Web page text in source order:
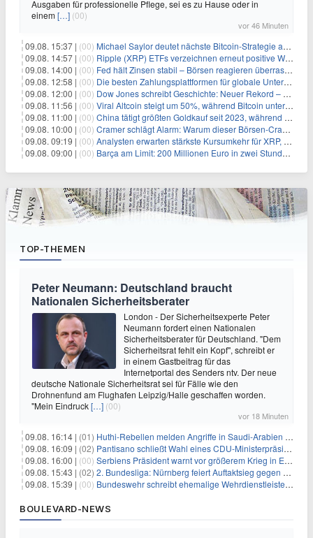
Ausgaben für professionelle Pflege, sei es zu Hause oder in
einem[…] (00)
vor 46 Minuten
09.08. 15:37 | (00) Michael Saylor deutet nächste Bitcoin-Strategie an: Analysten erwarten weiteren Verkauf
09.08. 14:57 | (00) Ripple (XRP) ETFs verzeichnen erneut positive Woche, doch neue Bedenken tauchen auf
09.08. 14:00 | (00) Fed hält Zinsen stabil – Börsen reagieren überraschend volatil
09.08. 12:58 | (00) Die besten Zahlungsplattformen für globale Unternehmen im Jahr 2026
09.08. 12:00 | (00) Dow Jones schreibt Geschichte: Neuer Rekord – und Amazon knackt die nächste Billionen-Marke
09.08. 11:56 | (00) Viral Altcoin steigt um 50%, während Bitcoin unter $65.000 fällt
09.08. 11:00 | (00) China tätigt größten Goldkauf seit 2023, während Goldpreis um 8% steigt
09.08. 10:00 | (00) Cramer schlägt Alarm: Warum dieser Börsen-Crash die beste Einstiegschance seit Monaten ist
09.08. 09:19 | (00) Analysten erwarten stärkste Kursumkehr für XRP, während Polymarket skeptisch bleibt
09.08. 09:00 | (00) Barça am Limit: 200 Millionen Euro in zwei Stunden – warum dieser Schuldentrip hochgefährlich wird
TOP-THEMEN
Peter Neumann: Deutschland braucht
Nationalen Sicherheitsberater
London - Der Sicherheitsexperte Peter
Neumann fordert einen Nationalen
Sicherheitsberater für Deutschland. "Dem
Sicherheitsrat fehlt ein Kopf", schreibt er
in einem Gastbeitrag für das
Internetportal des Senders ntv. Der neue
deutsche Nationale Sicherheitsrat sei für Fälle wie den
Drohnenfund am Flughafen Leipzig/Halle geschaffen worden.
"Mein Eindruck[…] (00)
vor 18 Minuten
09.08. 16:14 | (01) Huthi-Rebellen melden Angriffe in Saudi-Arabien und im Jemen
09.08. 16:09 | (02) Pantisano schließt Wahl eines CDU-Ministerpräsident nicht aus
09.08. 16:00 | (00) Serbiens Präsident warnt vor größerem Krieg in Europa
09.08. 15:43 | (02) 2. Bundesliga: Nürnberg feiert Auftaktsieg gegen Dresden
09.08. 15:39 | (00) Bundeswehr schreibt ehemalige Wehrdienstleistende an
BOULEVARD-NEWS